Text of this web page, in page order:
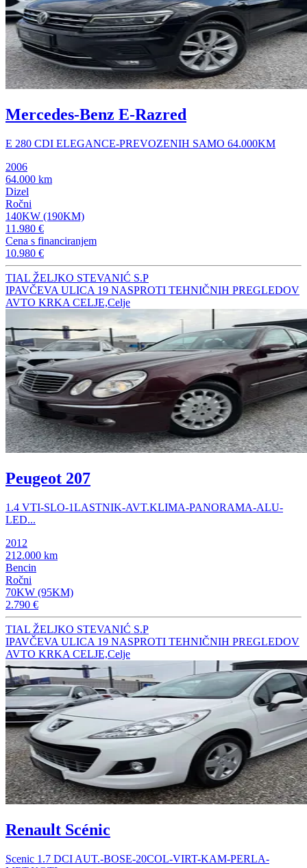
Mercedes-Benz E-Razred
E 280 CDI ELEGANCE-PREVOZENIH SAMO 64.000KM
2006
64.000 km
Dizel
Ročni
140KW (190KM)
11.980 €
Cena s financiranjem
10.980 €
TIAL ŽELJKO STEVANIĆ S.P
IPAVČEVA ULICA 19 NASPROTI TEHNIČNIH PREGLEDOV
AVTO KRKA CELJE,Celje
Peugeot 207
1.4 VTI-SLO-1LASTNIK-AVT.KLIMA-PANORAMA-ALU-
LED...
2012
212.000 km
Bencin
Ročni
70KW (95KM)
2.790 €
TIAL ŽELJKO STEVANIĆ S.P
IPAVČEVA ULICA 19 NASPROTI TEHNIČNIH PREGLEDOV
AVTO KRKA CELJE,Celje
Renault Scénic
Scenic 1.7 DCI AUT.-BOSE-20COL-VIRT-KAM-PERLA-